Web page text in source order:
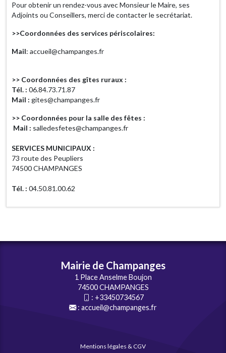
Pour obtenir un rendez-vous avec Monsieur le Maire, ses
Adjoints ou Conseillers, merci de contacter le secrétariat.
>>Coordonnées des services périscolaires:
Mail: accueil@champanges.fr
>> Coordonnées des gîtes ruraux :
Tél. : 06.84.73.71.87
Mail : gites@champanges.fr
>> Coordonnées pour la salle des fêtes :
Mail : salledesfetes@champanges.fr
SERVICES MUNICIPAUX :
73 route des Peupliers
74500 CHAMPANGES
Tél. : 04.50.81.00.62
Mairie de Champanges
1 Place Anselme Boujon
74500 CHAMPANGES
: +33450734567
: accueil@champanges.fr
Mentions légales & CGV